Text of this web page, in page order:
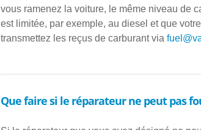
vous ramenez la voiture, le même niveau de
est limitée, par exemple, au diesel et que
transmettez les reçus de carburant via
Que faire si le réparateur ne peut pas